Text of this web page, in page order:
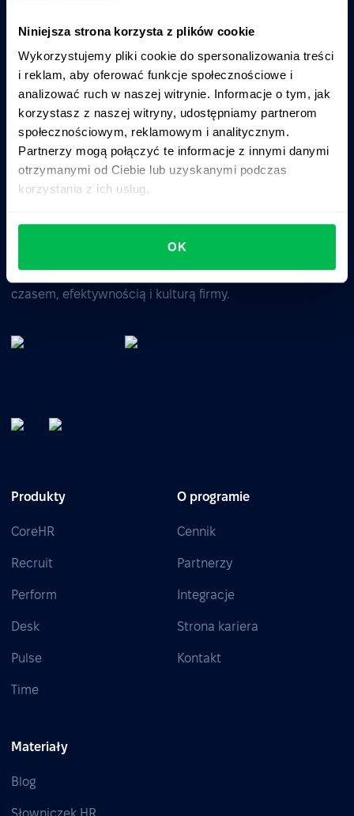
Niniejsza strona korzysta z plików cookie
Wykorzystujemy pliki cookie do spersonalizowania treści
i reklam, aby oferować funkcje społecznościowe i
analizować ruch w naszej witrynie. Informacje o tym, jak
korzystasz z naszej witryny, udostępniamy partnerom
społecznościowym, reklamowym i analitycznym.
Partnerzy mogą połączyć te informacje z innymi danymi
otrzymanymi od Ciebie lub uzyskanymi podczas
korzystania z ich usług.
OK
Zapytaj AI o podsumowanie PeopleForce:
ChatGPT
Claude Perplexity
Business driven. People focused.
System HRM typu All-in-one do zarządzania talentami,
czasem, efektywnością i kulturą firmy.
Produkty
CoreHR
Recruit
Perform
Desk
Pulse
Time
O programie
Cennik
Partnerzy
Integracje
Strona kariera
Kontakt
Materiały
Blog
Słowniczek HR